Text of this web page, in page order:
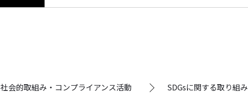
社会的取組み・コンプライアンス活動
SDGsに関する取り組み